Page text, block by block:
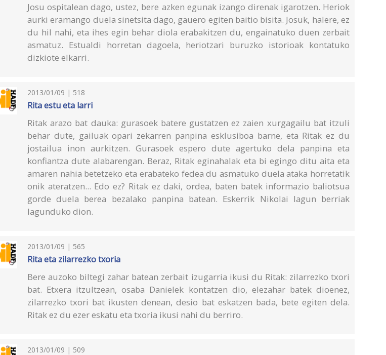
Josu ospitalean dago, ustez, bere azken egunak izango direnak igarotzen. Heriok
aurki eramango duela sinetsita dago, gauero egiten baitio bisita. Josuk, halere, ez
du hil nahi, eta ihes egin behar diola erabakitzen du, engainatuko duen zerbait
asmatuz. Estualdi horretan dagoela, heriotzari buruzko istorioak kontatuko
dizkiote elkarri.
2013/01/09 | 518
Rita estu eta larri
Ritak arazo bat dauka: gurasoek batere gustatzen ez zaien xurgagailu bat itzuli
behar dute, gailuak opari zekarren panpina esklusiboa barne, eta Ritak ez du
jostailua inon aurkitzen. Gurasoek espero dute agertuko dela panpina eta
konfiantza dute alabarengan. Beraz, Ritak eginahalak eta bi egingo ditu aita eta
amaren nahia betetzeko eta erabateko fedea du asmatuko duela ataka horretatik
onik ateratzen... Edo ez? Ritak ez daki, ordea, baten batek informazio baliotsua
gorde duela berea bezalako panpina batean. Eskerrik Nikolai lagun berriak
lagunduko dion.
2013/01/09 | 565
Rita eta zilarrezko txoria
Bere auzoko biltegi zahar batean zerbait izugarria ikusi du Ritak: zilarrezko txori
bat. Etxera itzultzean, osaba Danielek kontatzen dio, elezahar batek dioenez,
zilarrezko txori bat ikusten denean, desio bat eskatzen bada, bete egiten dela.
Ritak ez du ezer eskatu eta txoria ikusi nahi du berriro.
2013/01/09 | 509